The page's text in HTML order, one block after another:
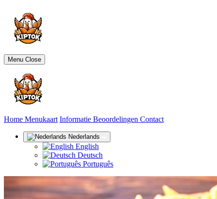
Menu Close
Home (huidige)
Menukaart Informatie Beoordelingen Contact
Nederlands
English
Deutsch
Português